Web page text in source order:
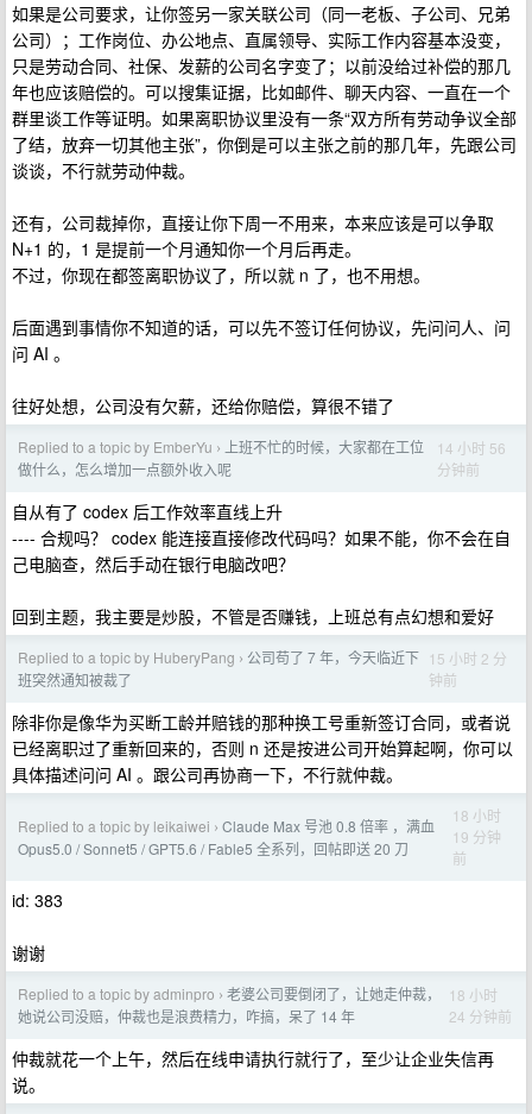
如果是公司要求，让你签另一家关联公司（同一老板、子公司、兄弟
公司）；工作岗位、办公地点、直属领导、实际工作内容基本没变，
只是劳动合同、社保、发薪的公司名字变了；以前没给过补偿的那几
年也应该赔偿的。可以搜集证据，比如邮件、聊天内容、一直在一个
群里谈工作等证明。如果离职协议里没有一条“双方所有劳动争议全部
了结，放弃一切其他主张”，你倒是可以主张之前的那几年，先跟公司
谈谈，不行就劳动仲裁。
还有，公司裁掉你，直接让你下周一不用来，本来应该是可以争取
N+1 的，1 是提前一个月通知你一个月后再走。
不过，你现在都签离职协议了，所以就 n 了，也不用想。
后面遇到事情你不知道的话，可以先不签订任何协议，先问问人、问
问 AI 。
往好处想，公司没有欠薪，还给你赔偿，算很不错了
Replied to a topic by EmberYu ›
上班不忙的时候，大家都在工位
做什么，怎么增加一点额外收入呢
14 小时 56
分钟前
自从有了 codex 后工作效率直线上升
---- 合规吗？ codex 能连接直接修改代码吗？如果不能，你不会在自
己电脑查，然后手动在银行电脑改吧？
回到主题，我主要是炒股，不管是否赚钱，上班总有点幻想和爱好
Replied to a topic by HuberyPang › 公司苟了 7 年，今天临近下
班突然通知被裁了
15 小时 2 分
钟前
除非你是像华为买断工龄并赔钱的那种换工号重新签订合同，或者说
已经离职过了重新回来的，否则 n 还是按进公司开始算起啊，你可以
具体描述问问 AI 。跟公司再协商一下，不行就仲裁。
Replied to a topic by leikaiwei › Claude Max 号池 0.8 倍率 ，满血
Opus5.0 / Sonnet5 / GPT5.6 / Fable5 全系列，回帖即送 20 刀
18 小时
19 分钟
前
id: 383
谢谢
Replied to a topic by adminpro › 老婆公司要倒闭了，让她走仲裁，
她说公司没赔，仲裁也是浪费精力，咋搞，呆了 14 年
18 小时
24 分钟前
仲裁就花一个上午，然后在线申请执行就行了，至少让企业失信再
说。